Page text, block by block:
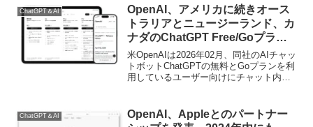
能を実装しています。
ChatGPT＆AI
OpenAI、アメリカに続きオース
トラリアとニュージーランド、カ
ナダのChatGPT Free/Goプラン
ユーザー向けにも広告の表示を開
始。
米OpenAIは2026年02月、同社のAIチャッ
トボットChatGPTの無料とGoプランを利
用しているユーザー向けにチャット内に
広告表示がオーストラリアとニュージー
ランド、カナダにもロールアウトされた
ChatGPT＆AI
OpenAI、Appleとのパートナー